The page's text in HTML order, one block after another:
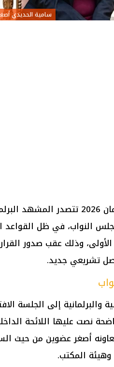
سامية الحديدي أصغر
سامية الحديدي أصغر نائب في برلمان 2026
النواب، في ظل القواعد
الأولى، وذلك عقب صدور
فصل تشريعي جديد.
والبرلمانية إلى الجلسة
نصت عليها اللائحة
أصغر عضوين من حيث
المكتب.